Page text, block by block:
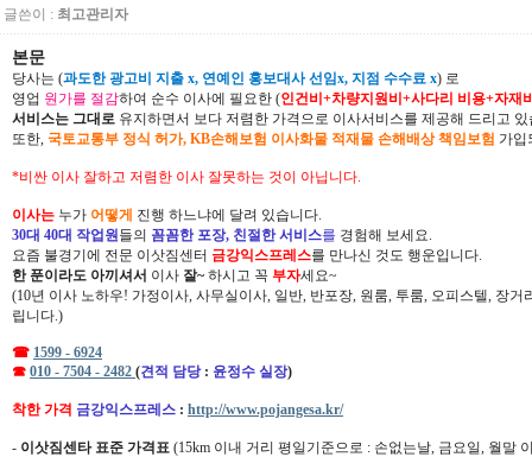
글쓴이 : 최고관리자
본문
당사는 (과도한 광고비 지출 x, 연예인 홍보대사 선임x, 지점 수수료 x) 로
영업 원가를 절감하여 순수 이사에 필요한 (인건비+차량지원비+사다리 비용+자재
서비스는 그대로 유지하면서 보다 저렴한 가격으로 이사서비스를 제공해 드리고 있
또한, 국토교통부 정식 허가, KB손해보험 이사화물 적재물 손해배상 책임보험 가입
*비싼 이사 잘하고 저렴한 이사 잘못하는 것이 아닙니다.
이사는 누가 어떻게 진행 하느냐에 달려 있습니다.
30대 40대 작업원들의 꼼꼼한 포장, 친절한 서비스를 경험해 보세요.
요즘 불경기에 전문 이삿짐센터 금강익스프레스를 만나신 것도 행운입니다.
한 푼이라도 아끼셔서 이사 잘~ 하시고 꼭 부자세요~
(10년 이사 노하우! 가정이사, 사무실이사, 일반, 반포장, 원룸, 투룸, 오피스텔, 장
립니다.)
☎ 1599 - 6924
☎ 010 - 7504 - 2482 (견적 담당 : 윤정수 실장)
착한 가격 금강익스프레스 : http://www.pojangesa.kr/
- 이삿짐센타 표준 가격표 (15km 이내 거리 평일기준으로 : 손없는날, 금요일, 월말